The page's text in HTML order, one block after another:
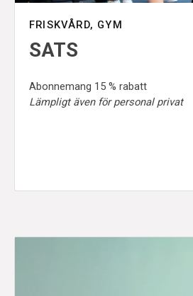
FRISKVÅRD, GYM
SATS
Abonnemang 15 % rabatt
Lämpligt även för personal privat